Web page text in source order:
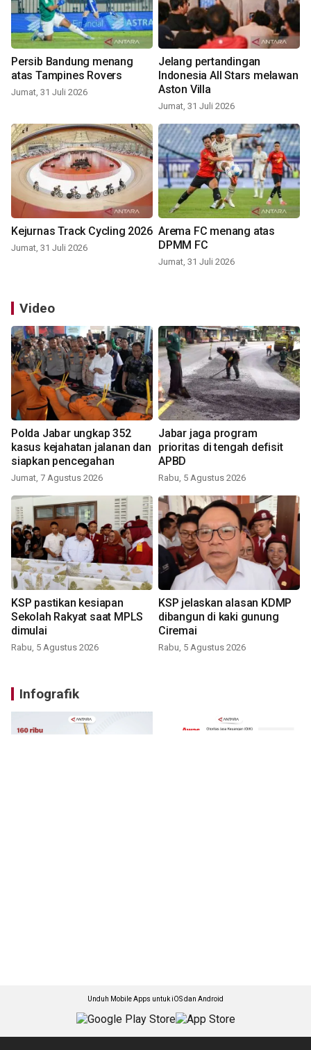
Persib Bandung menang
atas Tampines Rovers
Jumat, 31 Juli 2026
Jelang pertandingan
Indonesia All Stars melawan
Aston Villa
Jumat, 31 Juli 2026
Kejurnas Track Cycling 2026
Jumat, 31 Juli 2026
Arema FC menang atas
DPMM FC
Jumat, 31 Juli 2026
Video
Polda Jabar ungkap 352
kasus kejahatan jalanan dan
siapkan pencegahan
Jumat, 7 Agustus 2026
Jabar jaga program
prioritas di tengah defisit
APBD
Rabu, 5 Agustus 2026
KSP pastikan kesiapan
Sekolah Rakyat saat MPLS
dimulai
Rabu, 5 Agustus 2026
KSP jelaskan alasan KDMP
dibangun di kaki gunung
Ciremai
Rabu, 5 Agustus 2026
Infografik
Unduh Mobile Apps untuk iOS dan Android